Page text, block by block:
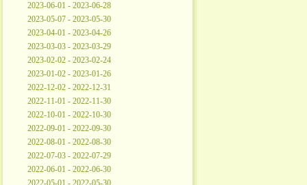
2023-06-01 - 2023-06-28
2023-05-07 - 2023-05-30
2023-04-01 - 2023-04-26
2023-03-03 - 2023-03-29
2023-02-02 - 2023-02-24
2023-01-02 - 2023-01-26
2022-12-02 - 2022-12-31
2022-11-01 - 2022-11-30
2022-10-01 - 2022-10-30
2022-09-01 - 2022-09-30
2022-08-01 - 2022-08-30
2022-07-03 - 2022-07-29
2022-06-01 - 2022-06-30
2022-05-01 - 2022-05-30